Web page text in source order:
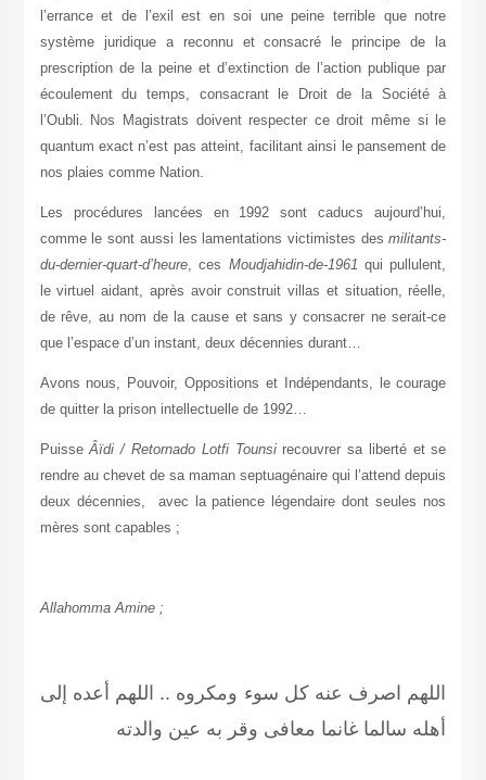
l’errance et de l’exil est en soi une peine terrible que notre
système juridique a reconnu et consacré le principe de la
prescription de la peine et d’extinction de l’action publique par
écoulement du temps, consacrant le Droit de la Société à
l’Oubli. Nos Magistrats doivent respecter ce droit même si le
quantum exact n’est pas atteint, facilitant ainsi le pansement de
nos plaies comme Nation.
Les procédures lancées en 1992 sont caducs aujourd’hui,
comme le sont aussi les lamentations victimistes desmilitants-
du-dernier-quart-d’heure, ces Moudjahidin-de-1961 qui pullulent,
le virtuel aidant, après avoir construit villas et situation, réelle,
de rêve, au nom de la cause et sans y consacrer ne serait-ce
que l’espace d’un instant, deux décennies durant…
Avons nous, Pouvoir, Oppositions et Indépendants, le courage
de quitter la prison intellectuelle de 1992…
PuisseÂïdi / Retornado Lotfi Tounsirecouvrer sa liberté et se
rendre au chevet de sa maman septuagénaire qui l’attend depuis
deux décennies, avec la patience légendaire dont seules nos
mères sont capables ;
Allahomma Amine ;
اللهم اصرف عنه كل سوء ومكروه .. اللهم أعده إلى
أهله سالما غانما معافى وقر به عين والدته